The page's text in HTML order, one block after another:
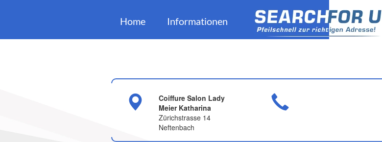
Home Informationen
Coiffure Salon Lady
Meier Katharina
Zürichstrasse 14
Neftenbach